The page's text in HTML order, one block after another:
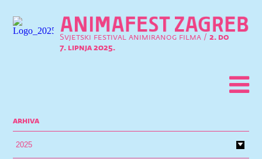
Svjetski festival animiranog filma /2. do
7. lipnja 2025.
arhiva